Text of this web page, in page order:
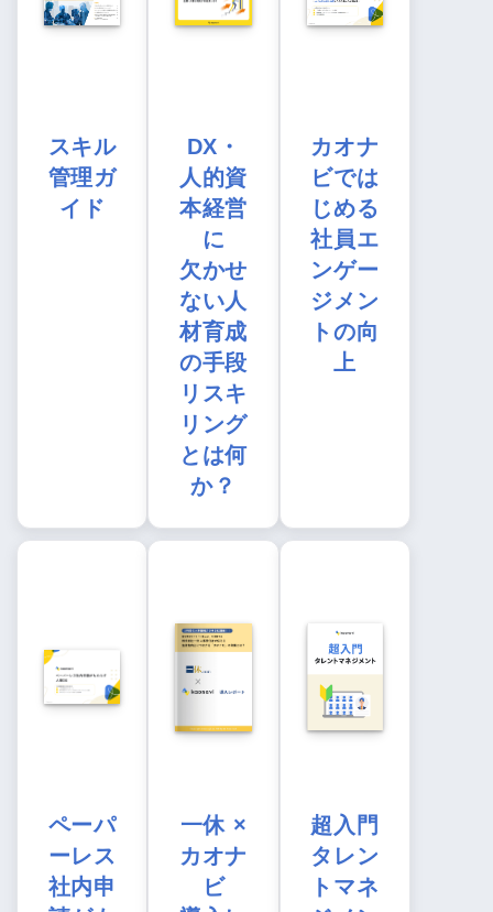
スキル
管理ガ
イド
DX・
人的資
本経営
に
欠かせ
ない人
材育成
の手段
リスキ
リング
とは何
か？
カオナ
ビでは
じめる
社員エ
ンゲー
ジメン
トの向
上
ペーパ
ーレス
社内申
一休 ×
カオナ
ビ
超入門
タレン
トマネ